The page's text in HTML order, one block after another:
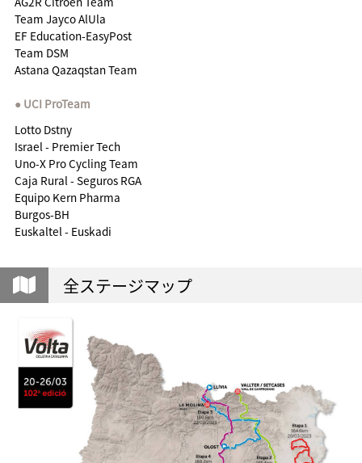
Team Jayco AlUla
EF Education-EasyPost
Team DSM
Astana Qazaqstan Team
UCI ProTeam
Lotto Dstny
Israel - Premier Tech
Uno-X Pro Cycling Team
Caja Rural - Seguros RGA
Equipo Kern Pharma
Burgos-BH
Euskaltel - Euskadi
全ステージマップ